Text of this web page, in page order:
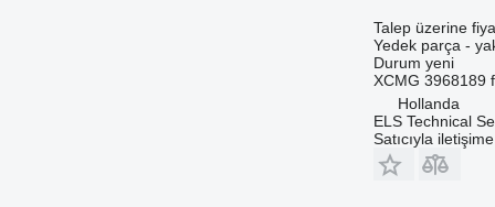
Talep üzerine
Yedek parça -
Durum yeni
XCMG 3968189
Hollanda
ELS Technical
Satıcıyla